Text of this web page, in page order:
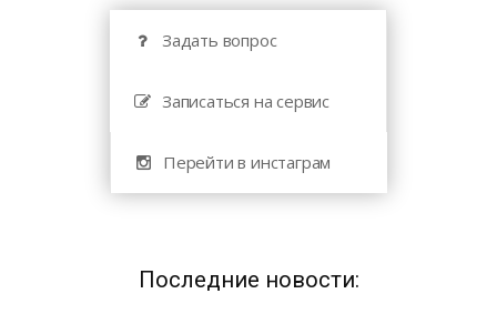
Задать вопрос
Записаться на сервис
Перейти в инстаграм
Последние новости: